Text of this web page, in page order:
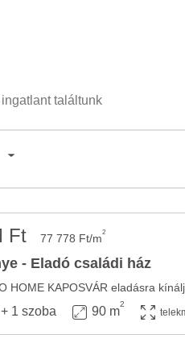
találtunk
Ft 77 778 Ft/m2
- Eladó családi ház
1 szoba 90 m
2